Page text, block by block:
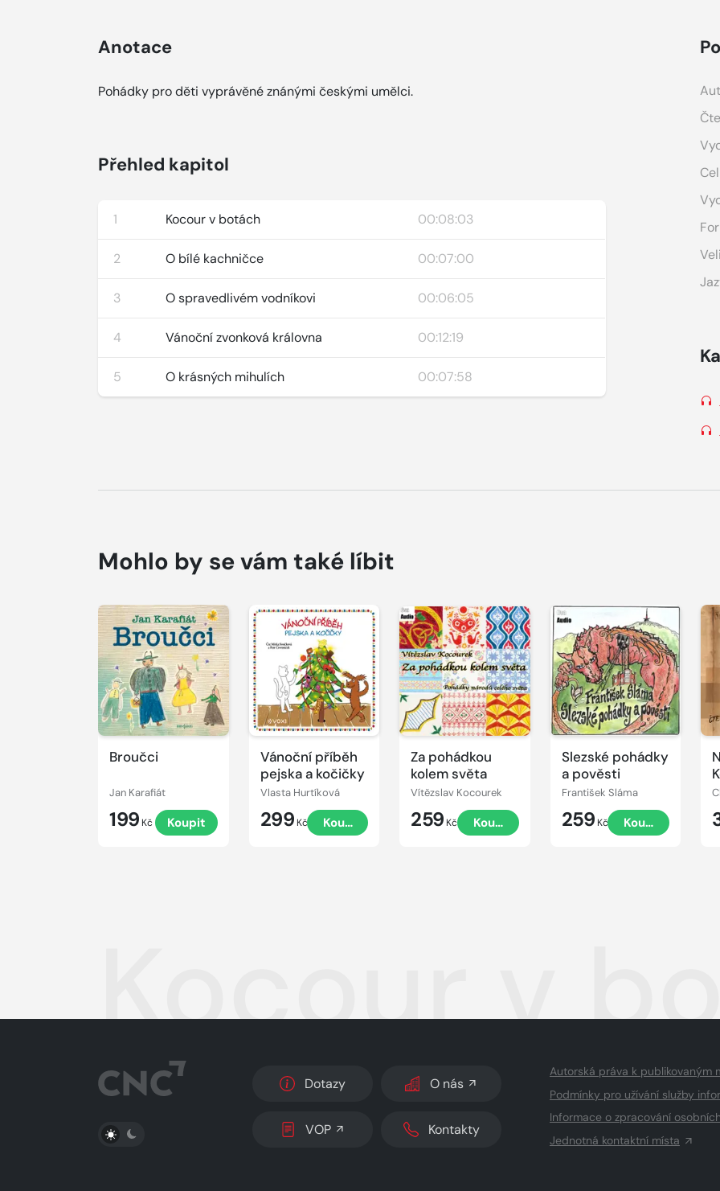
Anotace
Pohádky pro děti vyprávěné znánými českými umělci.
Přehled kapitol
1 Kocour v botách 00:08:03
2 O bílé kachničce 00:07:00
3 O spravedlivém vodníkovi 00:06:05
4 Vánoční zvonková královna 00:12:19
5 O krásných mihulích 00:07:58
Mohlo by se vám také líbit
Broučci
Jan Karafiát
199 Kč Koupit
Přehrát
ukázku
Vánoční příběh
pejska a kočičky
Vlasta Hurtíková
299 Kč Koupit
Přehrát
ukázku
Za pohádkou
kolem světa
Vítězslav Kocourek
259 Kč Koupit
Přehrát
ukázku
Slezské pohádky
a pověsti
František Sláma
259 Kč Koupit
Přehrát
ukázku
Kocour v
PŘEPNOUT SVĚTLÝ/TMAVÝ REŽIM
Dotazy O nás
VOP Kontakty
Autorská práva k publikovaným
Podmínky pro užívání služby
Informace o zpracování
Jednotná kontaktní místa